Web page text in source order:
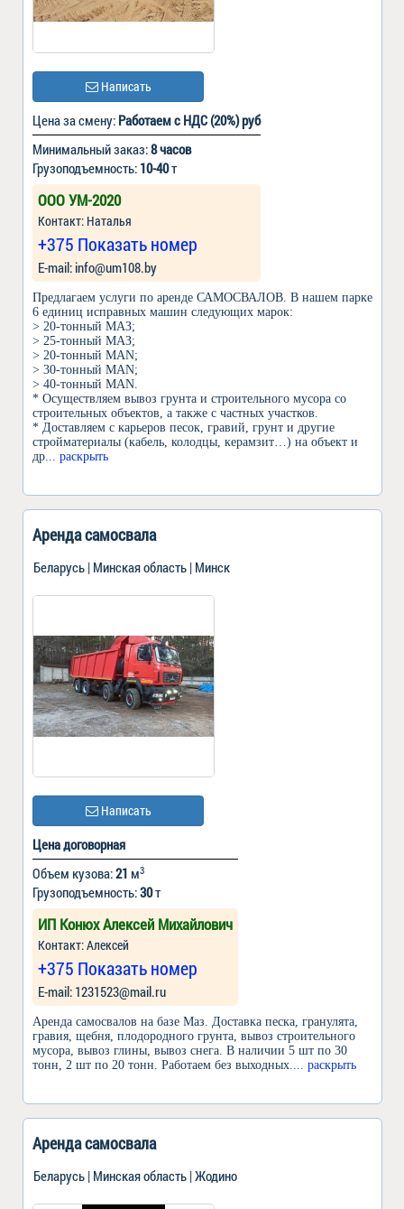
Написать
Цена за смену: Работаем с НДС (20%) руб
Минимальный заказ:8 часов
Грузоподъемность: 10-40т
ООО УМ-2020
Контакт: Наталья
+375 Показать номер
Е-mail: info@um108.by
Предлагаем услуги по аренде САМОСВАЛОВ. В нашем парке
6 единиц исправных машин следующих марок:
> 20-тонный МАЗ;
> 25-тонный МАЗ;
> 20-тонный MAN;
> 30-тонный MAN;
> 40-тонный MAN.
* Осуществляем вывоз грунта и строительного мусора со
строительных объектов, а также с частных участков.
* Доставляем с карьеров песок, гравий, грунт и другие
стройматериалы (кабель, колодцы, керамзит…) на объект и
др... раскрыть
Аренда самосвала
Беларусь | Минская область | Минск
Написать
Цена договорная
Объем кузова:21 м3
Грузоподъемность:30т
ИП Конюх Алексей Михайлович
Контакт: Алексей
+375 Показать номер
Е-mail: 1231523@mail.ru
Аренда самосвалов на базе Маз. Доставка песка, гранулята,
гравия, щебня, плодородного грунта, вывоз строительного
мусора, вывоз глины, вывоз снега. В наличии 5 шт по 30
тонн, 2 шт по 20 тонн. Работаем без выходных.... раскрыть
Аренда самосвала
Беларусь | Минская область | Жодино